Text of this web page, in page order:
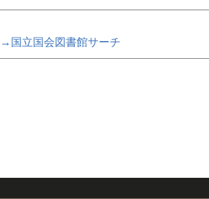
→国立国会図書館サーチ